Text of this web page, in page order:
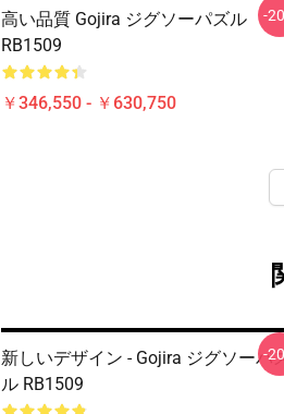
高い品質 Gojira ジグソーパズル
RB1509
￥346,550 - ￥630,750
-
新しいデザイン - Gojira ジグソーパ
ル RB1509
-